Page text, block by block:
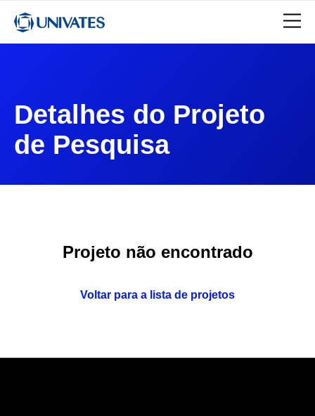
Detalhes do Projeto
de Pesquisa
Projeto não encontrado
Voltar para a lista de projetos